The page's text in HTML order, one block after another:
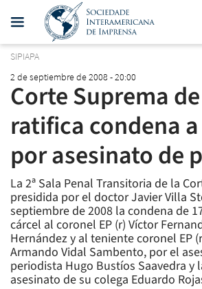
SIPIAPA
2 de septiembre de 2008 - 20:00
Corte Suprema
ratifica condena
por asesinato de
La 2ª Sala Penal Transitoria de la
presidida por el doctor Javier Villa
septiembre de 2008 la condena de
cárcel al coronel EP (r) Víctor
Hernández y al teniente coronel EP
Armando Vidal Sambento, por el
periodista Hugo Bustíos Saavedra y
asesinato de su colega Eduardo